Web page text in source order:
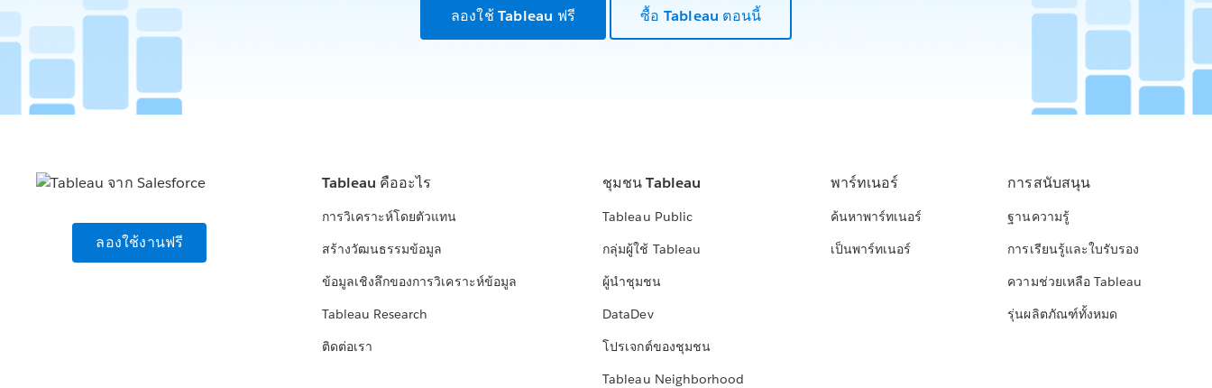
ลองใช้ Tableau ฟรี ซื้อ Tableau ตอนนี้
ลองใช้งานฟรี
Tableau คืออะไร
การวิเคราะห์โดยตัวแทน
สร้างวัฒนธรรมข้อมูล
ข้อมูลเชิงลึกของการวิเคราะห์ข้อมูล
Tableau Research
ติดต่อเรา
ชุมชน Tableau
Tableau Public
กลุ่มผู้ใช้ Tableau
ผู้นำชุมชน
DataDev
โปรเจกต์ของชุมชน
Tableau Neighborhood
พาร์ทเนอร์
ค้นหาพาร์ทเนอร์
เป็นพาร์ทเนอร์
การสนับสนุน
ฐานความรู้
การเรียนรู้และใบรับรอง
ความช่วยเหลือ Tableau
รุ่นผลิตภัณฑ์ทั้งหมด